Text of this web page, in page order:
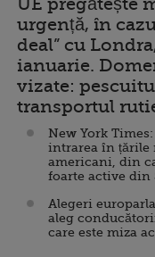
urgență, în
deal” cu
ianuarie.
vizate:
transportul
New York
intrarea în țările
americani, din
foarte active din
Alegeri
aleg
care este miza